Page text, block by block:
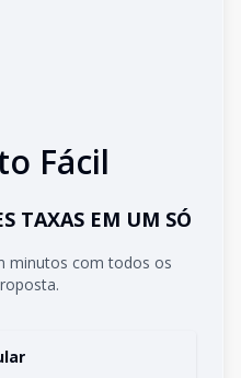
Fácil
TAXAS EM UM SÓ
minutos com todos os